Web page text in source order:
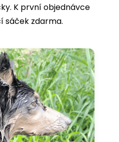
K první objednávce
sáček zdarma.